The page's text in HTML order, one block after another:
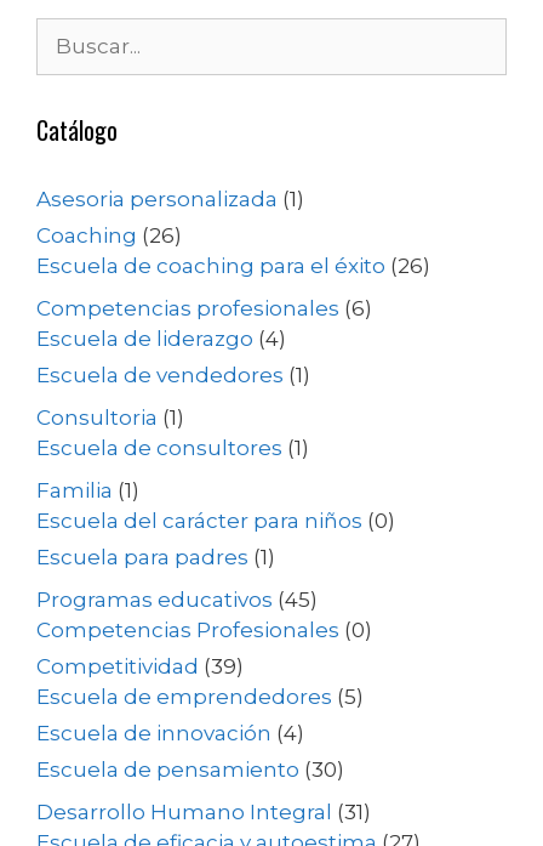
Catálogo
Asesoria personalizada (1)
Coaching (26)
Escuela de coaching para el éxito (26)
Competencias profesionales (6)
Escuela de liderazgo (4)
Escuela de vendedores (1)
Consultoria (1)
Escuela de consultores (1)
Familia (1)
Escuela del carácter para niños (0)
Escuela para padres (1)
Programas educativos (45)
Competencias Profesionales (0)
Competitividad (39)
Escuela de emprendedores (5)
Escuela de innovación (4)
Escuela de pensamiento (30)
Desarrollo Humano Integral (31)